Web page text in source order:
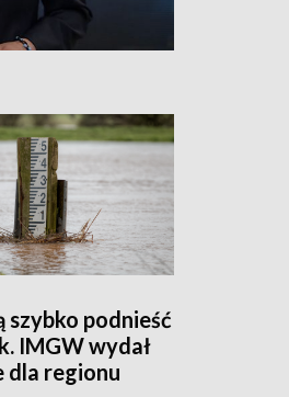
szybko podnieść
IMGW wydał
dla regionu